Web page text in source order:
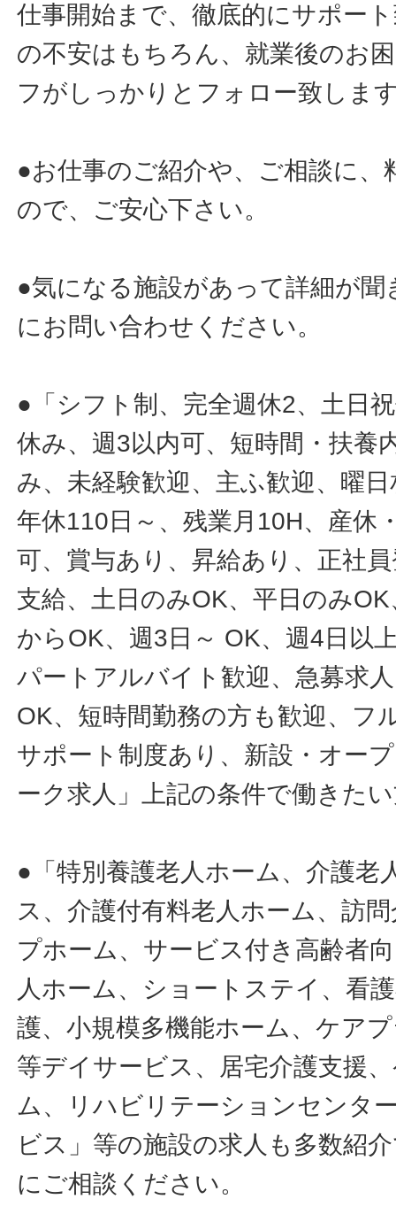
仕事開始まで、徹底的にサポー
の不安はもちろん、就業後のお
フがしっかりとフォロー致しま
●お仕事のご紹介や、ご相談に
ので、ご安心下さい。
●気になる施設があって詳細が
にお問い合わせください。
●「シフト制、完全週休2、土日
休み、週3以内可、短時間・扶養
み、未経験歓迎、主ふ歓迎、曜
年休110日～、残業月10H、産休
可、賞与あり、昇給あり、正社
支給、土日のみOK、平日のみ
からOK、週3日～ OK、週4日以
パートアルバイト歓迎、急募求
OK、短時間勤務の方も歓迎、フ
サポート制度あり、新設・オー
ーク求人」上記の条件で働きた
●「特別養護老人ホーム、介護老
ス、介護付有料老人ホーム、訪
プホーム、サービス付き高齢者
人ホーム、ショートステイ、看
護、小規模多機能ホーム、ケア
等デイサービス、居宅介護支援
ム、リハビリテーションセンタ
ビス」等の施設の求人も多数紹
にご相談ください。